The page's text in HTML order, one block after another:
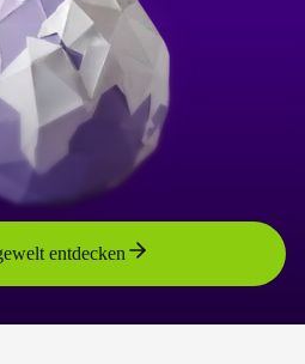
entdecken